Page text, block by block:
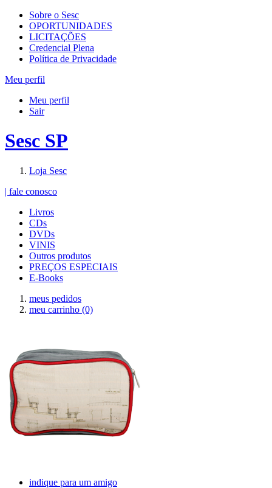
Sobre o Sesc
OPORTUNIDADES
LICITAÇÕES
Credencial Plena
Política de Privacidade
Meu perfil
Meu perfil
Sair
Sesc SP
Loja Sesc
| fale conosco
Livros
CDs
DVDs
VINIS
Outros produtos
PREÇOS ESPECIAIS
E-Books
meus pedidos
meu carrinho (0)
indique para um amigo